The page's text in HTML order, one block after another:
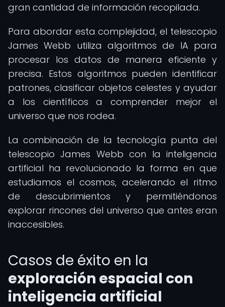
gran cantidad de información recopilada.
Para abordar esta complejidad, el telescopio
James Webb utiliza algoritmos de IA para
procesar los datos de manera eficiente y
precisa. Estos algoritmos pueden identificar
patrones, clasificar objetos celestes y ayudar
a los científicos a comprender mejor el
universo que nos rodea.
La combinación de la tecnología punta del
telescopio James Webb con la inteligencia
artificial ha revolucionado la forma en que
estudiamos el cosmos, acelerando el ritmo
de descubrimientos y permitiéndonos
explorar rincones del universo que antes eran
inaccesibles.
Casos de éxito en la
exploración espacial con
inteligencia artificial